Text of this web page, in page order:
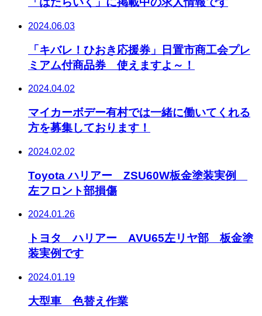
2024.06.03
「キバレ！ひおき応援券」日置市商工会プレ
ミアム付商品券 使えますよ～！
2024.04.02
マイカーボデー有村では一緒に働いてくれる
方を募集しております！
2024.02.02
Toyota ハリアー ZSU60W板金塗装実例
左フロント部損傷
2024.01.26
トヨタ ハリアー AVU65左リヤ部 板金塗
装実例です
2024.01.19
大型車 色替え作業